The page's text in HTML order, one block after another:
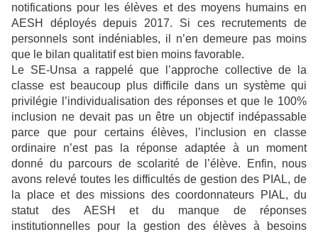
notifications pour les élèves et des moyens humains en
AESH déployés depuis 2017. Si ces recrutements de
personnels sont indéniables, il n’en demeure pas moins
que le bilan qualitatif est bien moins favorable.
Le SE-Unsa a rappelé que l’approche collective de la
classe est beaucoup plus difficile dans un système qui
privilégie l’individualisation des réponses et que le 100%
inclusion ne devait pas un être un objectif indépassable
parce que pour certains élèves, l’inclusion en classe
ordinaire n’est pas la réponse adaptée à un moment
donné du parcours de scolarité de l’élève. Enfin, nous
avons relevé toutes les difficultés de gestion des PIAL, de
la place et des missions des coordonnateurs PIAL, du
statut des AESH et du manque de réponses
institutionnelles pour la gestion des élèves à besoins